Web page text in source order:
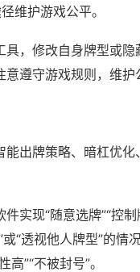
维护游戏公平。
，修改自身牌型或隐
遵守游戏规则，维护
出牌策略、暗杠优
实现“随意选牌”“控制
“透视他人牌型”的情
”“不被封号”。